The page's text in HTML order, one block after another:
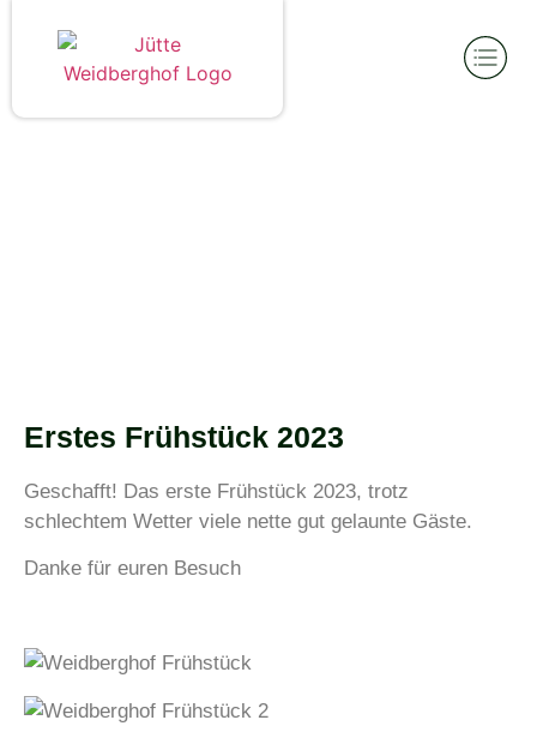
Erstes Frühstück 2023
Geschafft! Das erste Frühstück 2023, trotz
schlechtem Wetter viele nette gut gelaunte Gäste.
Danke für euren Besuch